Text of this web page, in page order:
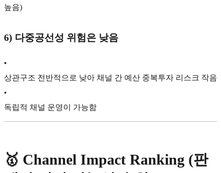
높음)
6) 다중공선성 위험은 낮음
•
상관구조 전반적으로 낮아 채널 간 예산 중복투자 리스크 작음
•
독립적 채널 운영이 가능함
🥇 Channel Impact Ranking (판